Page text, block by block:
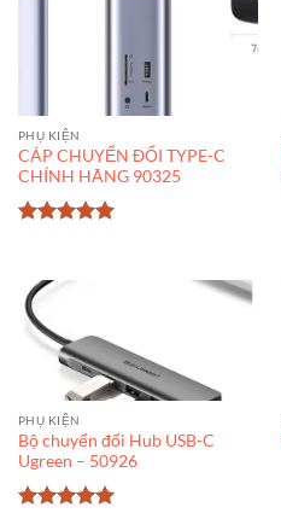
PHỤ KIỆN
CÁP CHUYỂN ĐỔI TYPE-C
CHÍNH HÃNG 90325
sao
PHỤ KIỆN
Bộ chuyển đổi Hub USB-C
Ugreen – 50926